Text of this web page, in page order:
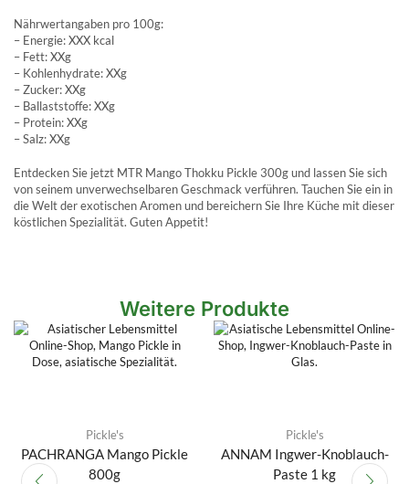
Nährwertangaben pro 100g:
– Energie: XXX kcal
– Fett: XXg
– Kohlenhydrate: XXg
– Zucker: XXg
– Ballaststoffe: XXg
– Protein: XXg
– Salz: XXg
Entdecken Sie jetzt MTR Mango Thokku Pickle 300g und lassen Sie sich
von seinem unverwechselbaren Geschmack verführen. Tauchen Sie ein in
die Welt der exotischen Aromen und bereichern Sie Ihre Küche mit dieser
köstlichen Spezialität. Guten Appetit!
Weitere Produkte
Pickle's
PACHRANGA Mango Pickle
800g
Pickle's
ANNAM Ingwer-Knoblauch-
Paste 1 kg